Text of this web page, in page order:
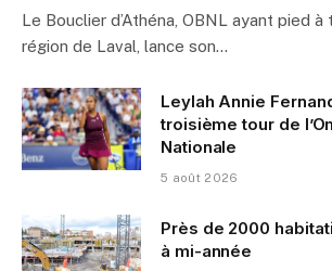
Le Bouclier d’Athéna, OBNL ayant pied à
région de Laval, lance son…
Leylah Annie
troisième tour de
Nationale
5 août 2026
Près de 2000
à mi-année